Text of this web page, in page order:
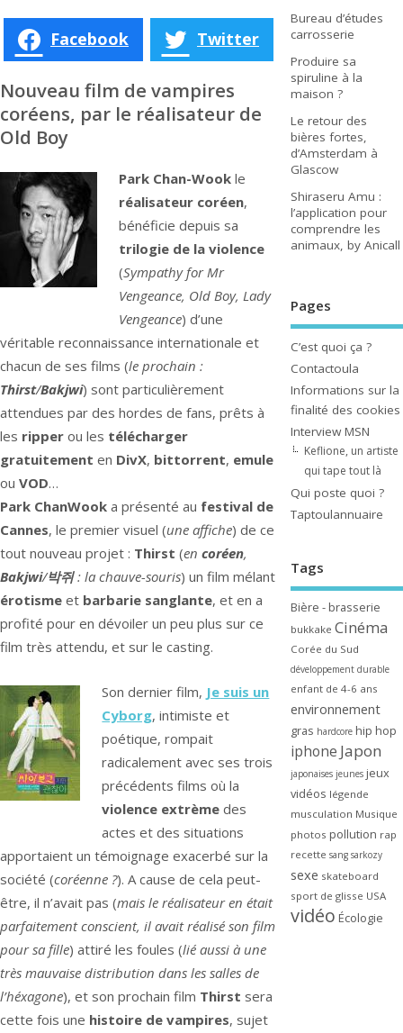
Facebook Twitter
Nouveau film de vampires
coréens, par le réalisateur de
Old Boy
Park Chan-Wook le
réalisateur coréen,
bénéficie depuis sa
trilogie de la violence
(Sympathy for Mr
Vengeance, Old Boy, Lady
Vengeance) d’une
véritable reconnaissance internationale et
chacun de ses films (le prochain :
Thirst/Bakjwi) sont particulièrement
attendues par des hordes de fans, prêts à
les ripper ou les télécharger
gratuitement en DivX, bittorrent, emule
ou VOD…
Park ChanWook a présenté au festival de
Cannes, le premier visuel (une affiche) de ce
tout nouveau projet : Thirst (en coréen,
Bakjwi/박쥐: la chauve-souris) un film mélant
érotisme et barbarie sanglante, et en a
profité pour en dévoiler un peu plus sur ce
film très attendu, et sur le casting.
Son dernier film, Je suis un
Cyborg, intimiste et
poétique, rompait
radicalement avec ses trois
précédents films où la
violence extrème des
actes et des situations
apportaient un témoignage exacerbé sur la
société (coréenne ?). A cause de cela peut-
être, il n’avait pas (mais le réalisateur en était
parfaitement conscient, il avait réalisé son film
pour sa fille) attiré les foules (lié aussi à une
très mauvaise distribution dans les salles de
l’héxagone), et son prochain film Thirst sera
cette fois une histoire de vampires, sujet
Bureau d’études
carrosserie
Produire sa
spiruline à la
maison ?
Le retour des
bières fortes,
d’Amsterdam à
Glascow
Shiraseru Amu :
l’application pour
comprendre les
animaux, by Anicall
Pages
C’est quoi ça ?
Contactoula
Informations sur la
finalité des cookies
Interview MSN
Keflione, un artiste
qui tape tout là
Qui poste quoi ?
Taptoulannuaire
Tags
Bière - brasserie
bukkake Cinéma
Corée du Sud
développement durable
enfant de 4-6 ans
environnement
gras hardcore hip hop
iphone Japon
japonaises jeunes jeux
vidéos légende
musculation Musique
photos pollution rap
recette sang sarkozy
sexe skateboard
sport de glisse USA
vidéo Écologie